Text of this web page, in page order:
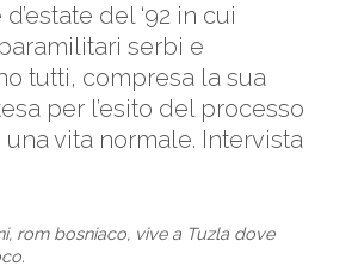
del ‘92 in cui
serbi e
tutti, compresa la sua
per l’esito del processo
vita normale. Intervista
rom bosniaco, vive a Tuzla dove